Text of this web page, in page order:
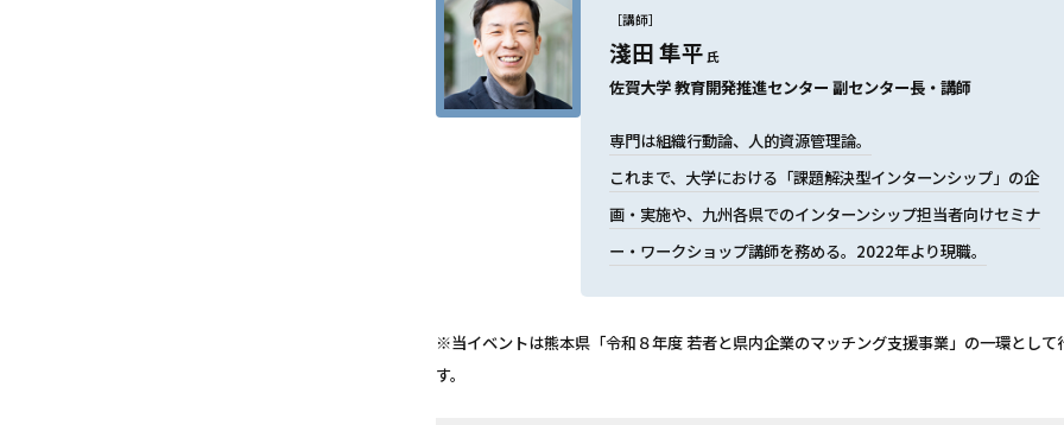
［講師］
淺田 隼平 氏
佐賀大学 教育開発推進センター 副センター長・講師
専門は組織行動論、人的資源管理論。
これまで、大学における「課題解決型インターンシップ」の企
画・実施や、九州各県でのインターンシップ担当者向けセミナ
ー・ワークショップ講師を務める。2022年より現職。
※当イベントは熊本県「令和８年度 若者と県内企業のマッチング支援事業」の一環として
す。